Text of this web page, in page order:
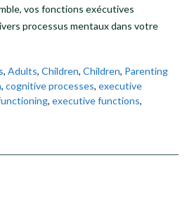
vos fonctions exécutives
processus mentaux dans votre
, Adults, Children, Children, Parenting
, cognitive processes, executive
, executive functions,